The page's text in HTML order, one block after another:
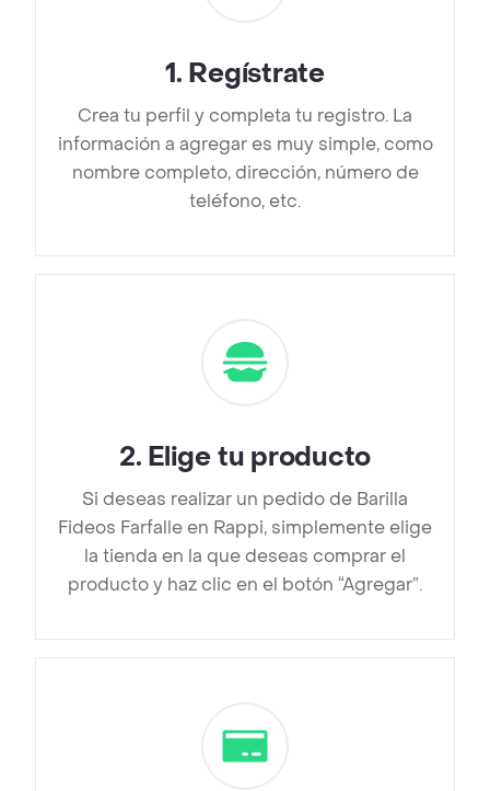
1. Regístrate
Crea tu perfil y completa tu registro. La
información a agregar es muy simple, como
nombre completo, dirección, número de
teléfono, etc.
2. Elige tu producto
Si deseas realizar un pedido de Barilla
Fideos Farfalle en Rappi, simplemente elige
la tienda en la que deseas comprar el
producto y haz clic en el botón “Agregar”.